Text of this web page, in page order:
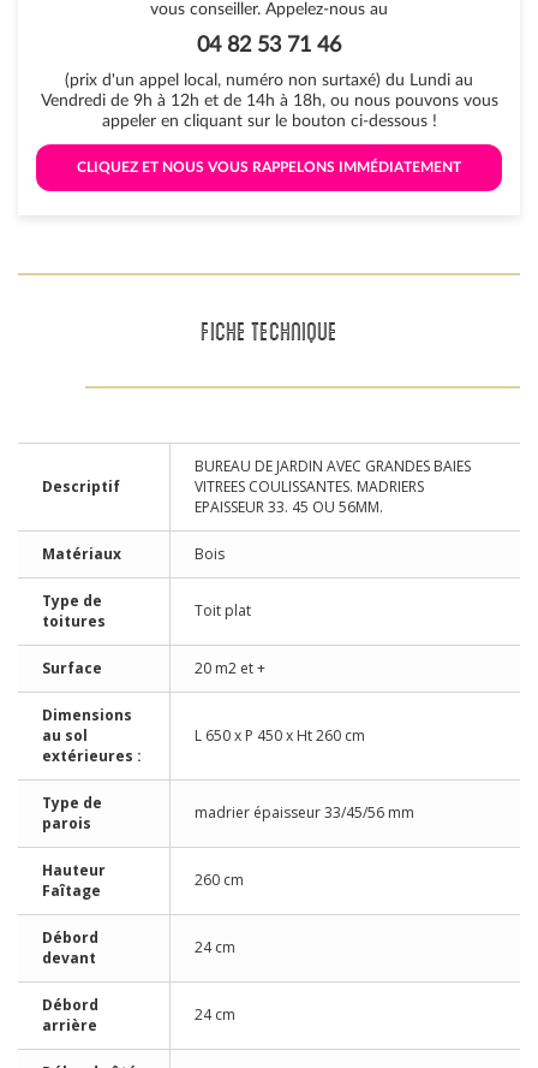
vous conseiller. Appelez-nous au
04 82 53 71 46
(prix d'un appel local, numéro non surtaxé) du Lundi au
Vendredi de 9h à 12h et de 14h à 18h, ou nous pouvons vous
appeler en cliquant sur le bouton ci-dessous !
CLIQUEZ ET NOUS VOUS RAPPELONS IMMÉDIATEMENT
FICHE TECHNIQUE
Descriptif
BUREAU DE JARDIN AVEC GRANDES BAIES
VITREES COULISSANTES. MADRIERS
EPAISSEUR 33. 45 OU 56MM.
Matériaux Bois
Type de
toitures
Toit plat
Surface 20 m2 et +
Dimensions
au sol
extérieures :
L 650 x P 450 x Ht 260 cm
Type de
parois
madrier épaisseur 33/45/56 mm
Hauteur
Faîtage
260 cm
Débord
devant
24 cm
Débord
arrière
24 cm